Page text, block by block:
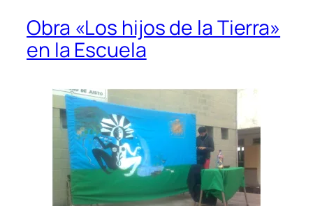
Obra «Los hijos de la Tierra»
en la Escuela